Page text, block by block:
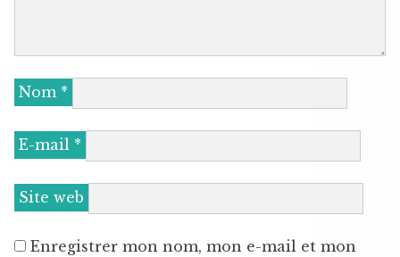
Nom *
E-mail *
Site web
Enregistrer mon nom, mon e-mail et mon